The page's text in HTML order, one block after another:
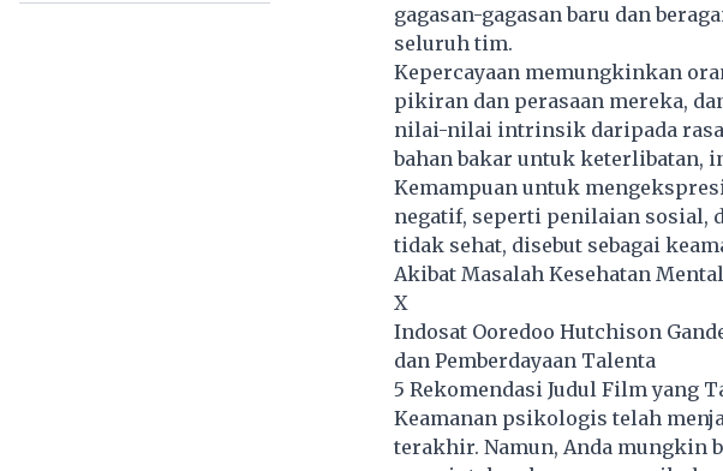
gagasan-gagasan baru dan
seluruh tim.
Kepercayaan memungkinkan
pikiran dan perasaan mereka,
nilai-nilai intrinsik daripada rasa
bahan bakar untuk keterlibatan,
Kemampuan untuk
negatif, seperti penilaian sosial,
tidak sehat, disebut sebagai
Akibat Masalah Kesehatan
X
Indosat Ooredoo Hutchison
dan Pemberdayaan Talenta
5 Rekomendasi Judul Film yang
Keamanan psikologis telah
terakhir. Namun, Anda mungkin